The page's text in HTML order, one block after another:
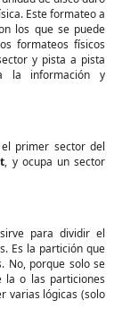
Este formateo a
los que se puede
formateos físicos
y pista a pista
la información y
primer sector del
, y ocupa un sector
para dividir el
Es la partición que
No, porque solo se
la o las particiones
varias lógicas (solo